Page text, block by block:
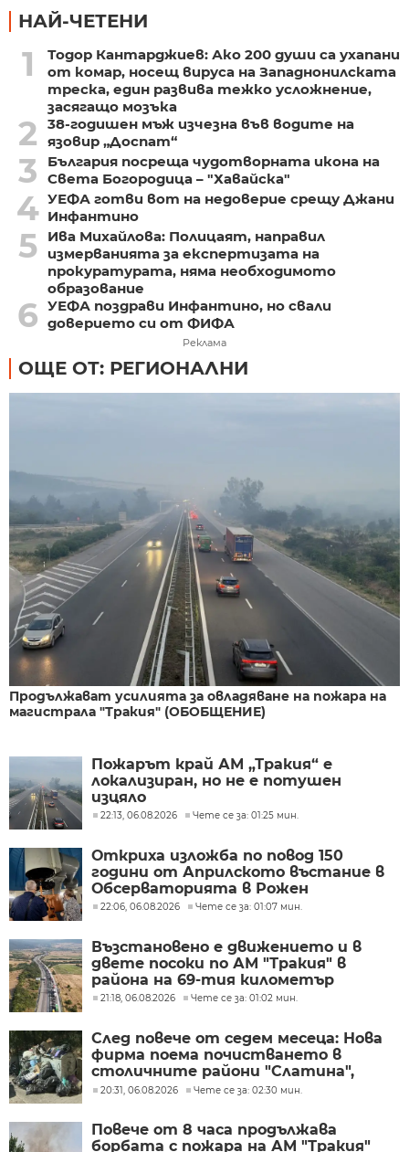
НАЙ-ЧЕТЕНИ
1
Тодор Кантарджиев: Ако 200 души са ухапани
от комар, носещ вируса на Западнонилската
треска, един развива тежко усложнение,
засягащо мозъка
2
38-годишен мъж изчезна във водите на
язовир „Доспат“
3
България посреща чудотворната икона на
Света Богородица – "Хавайска"
4 УЕФА готви вот на недоверие срещу Джани
Инфантино
5
Ива Михайлова: Полицаят, направил
измерванията за експертизата на
прокуратурата, няма необходимото
образование
6 УЕФА поздрави Инфантино, но свали
доверието си от ФИФА
Реклама
ОЩЕ ОТ: РЕГИОНАЛНИ
Продължават усилията за овладяване на пожара на
магистрала "Тракия" (ОБОБЩЕНИЕ)
Пожарът край АМ „Тракия“ е
локализиран, но не е потушен
изцяло
22:13, 06.08.2026 Чете се за: 01:25 мин.
Откриха изложба по повод 150
години от Априлското въстание в
Обсерваторията в Рожен
22:06, 06.08.2026 Чете се за: 01:07 мин.
Възстановено е движението и в
двете посоки по АМ "Тракия" в
района на 69-тия километър
21:18, 06.08.2026 Чете се за: 01:02 мин.
След повече от седем месеца: Нова
фирма поема почистването в
столичните райони "Слатина",
"Подуяне" и "Изгрев"
20:31, 06.08.2026 Чете се за: 02:30 мин.
Повече от 8 часа продължава
борбата с пожара на АМ "Тракия"